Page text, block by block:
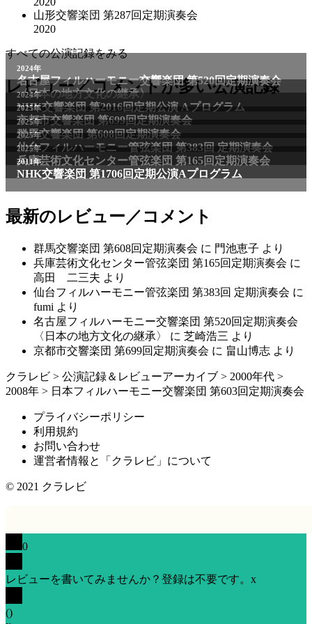
山形交響楽団 第287回定期演奏会
2020
すべての公演記録をみる
レビュー／コメントが多い公演記録
2024年
名古屋フィルハーモニー交響楽団 第520回定期演奏会
〈日本の地方文化の継承〉
2024年
NHK交響楽団 第2016回定期公演 Aプログラム
2025年
京都市交響楽団 第699回定期演奏会
2025年
群馬交響楽団 第608回定期演奏会
2025年
仙台フィルハーモニー管弦楽団 第383回 定期演奏会
2025年
兵庫芸術文化センター管弦楽団 第165回定期演奏会
2011年
NHK交響楽団 第1706回定期公演Aプログラム
最新のレビュー／コメント
群馬交響楽団 第608回定期演奏会 に 門池恵子 より
兵庫芸術文化センター管弦楽団 第165回定期演奏会 に
高田 二三夫 より
仙台フィルハーモニー管弦楽団 第383回 定期演奏会 に
fumi より
名古屋フィルハーモニー交響楽団 第520回定期演奏会
〈日本の地方文化の継承〉
に 芝崎浩三 より
京都市交響楽団 第699回定期演奏会 に 畠山博志 より
クラレビ > 公演記録＆レビューアーカイブ > 2000年代 >
2008年 > 日本フィルハーモニー交響楽団 第603回定期演奏会
プライバシーポリシー
利用規約
お問い合わせ
運営者情報と「クラレビ」について
© 2021 クラレビ
0
レビューを書いてみませんか？登録は不要です。 x
()